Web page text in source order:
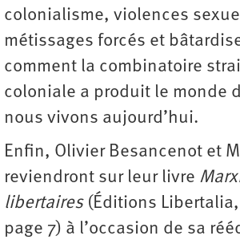
colonialisme, violences
métissages forcés et
comment la combinatoire
coloniale a produit le monde
nous vivons aujourd’hui.
Enfin, Olivier Besancenot et
reviendront sur leur livre
libertaires (Éditions
page 7) à l’occasion de sa